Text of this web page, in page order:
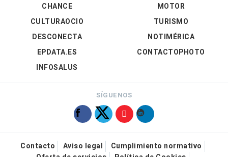
CHANCE
CULTURAOCIO
DESCONECTA
EPDATA.ES
INFOSALUS
MOTOR
TURISMO
NOTIMÉRICA
CONTACTOPHOTO
SÍGUENOS
Contacto Aviso legal
Cumplimiento normativo